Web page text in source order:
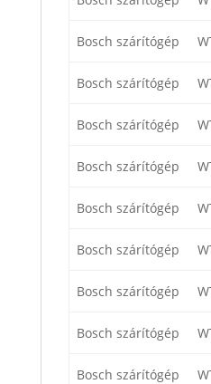
Bosch szárítógép
Bosch szárítógép
Bosch szárítógép
Bosch szárítógép
Bosch szárítógép
Bosch szárítógép
Bosch szárítógép
Bosch szárítógép
Bosch szárítógép